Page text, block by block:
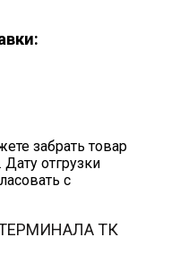
забрать товар
отгрузки
с
ТК